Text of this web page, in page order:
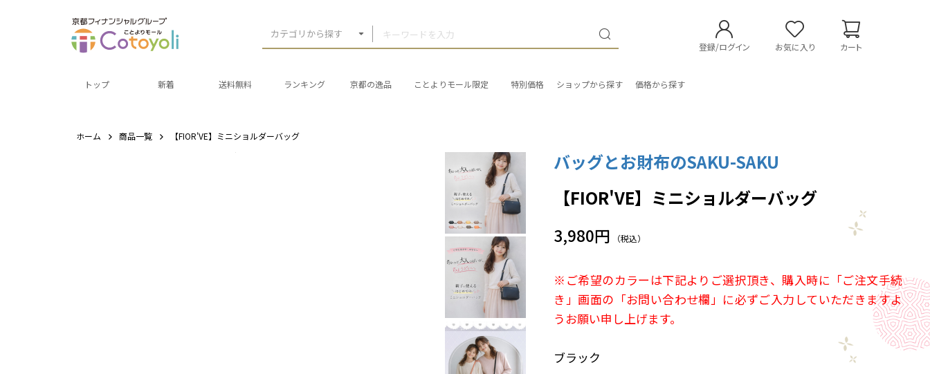
カテゴリから探す
登録/ログイン お気に入り カート
トップ 新着 送料無料 ランキング 京都の逸品 ことよりモール限定 特別価格 ショップから探す 価格から探す
ホーム 商品一覧 【FIOR'VE】ミニショルダーバッグ
バッグとお財布のSAKU-SAKU
【FIOR'VE】ミニショルダーバッグ
3,980円 （税込）
※ご希望のカラーは下記よりご選択頂き、購入時に「ご注文手続
き」画面の「お問い合わせ欄」に必ずご入力していただきますよ
うお願い申し上げます。
ブラック